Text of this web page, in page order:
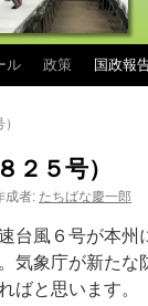
ル 政策 国政報
２５号）
成者: たちばな慶一郎
台風６号が本州
気象庁が新たな
ばと思います。